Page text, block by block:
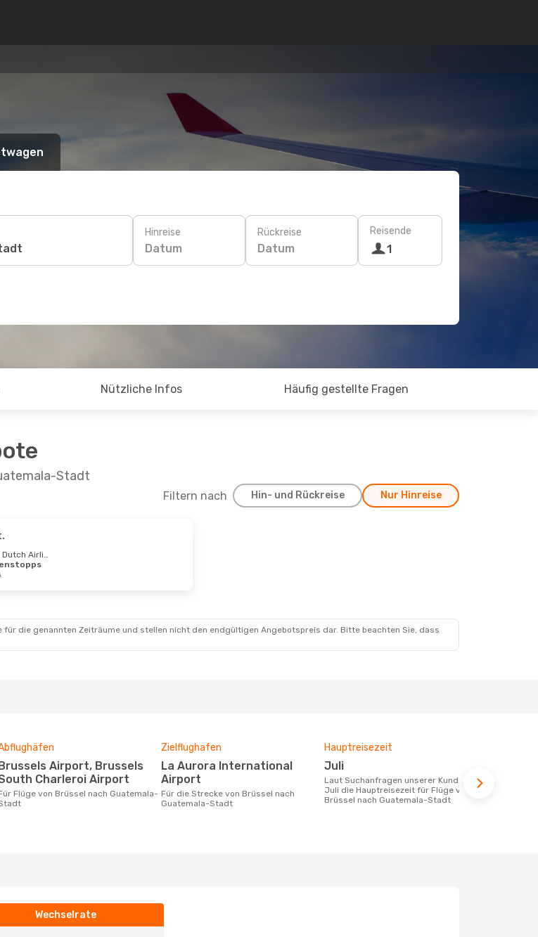
Hinreise
Datum
Rückreise
Datum
Reisende
1
Nützliche Infos Häufig gestellte Fragen
Stadt
Filtern nach Hin- und Rückreise Nur Hinreise
Klm Royal Dutch Airlines
die genannten Zeiträume und stellen nicht den endgültigen Angebotspreis dar. Bitte beachten Sie, dass
Brussels
Charleroi Airport
Guatemala-
Zielflughafen
La Aurora International
Airport
Für die Strecke von Brüssel nach
Guatemala-Stadt
Hauptreisezeit
Juli
Laut Suchanfragen unserer Kunden ist
Juli die Hauptreisezeit für Flüge von
Brüssel nach Guatemala-Stadt
Wechselrate